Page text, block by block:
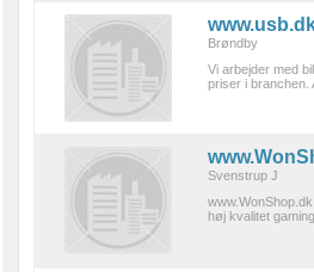
Brøndby
Vi arbejder med
priser i branchen.
Svenstrup J
høj kvalitet